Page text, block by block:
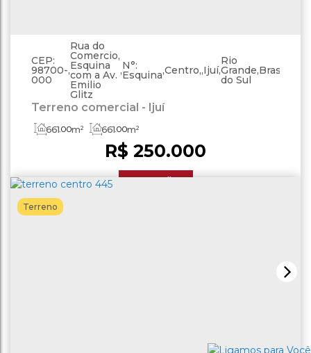
Terreno comercial - Ijuí
R$ 250.000
CEP:
98700-
000
,
Rua do
Comercio,
Esquina
com a Av.
Emilio
Glitz
,N°:
Esquina,Centro ,Ijuí,
Rio
Grande
do Sul
,Brasil
661.00m² 661.00m²
Ver Detalhes
Terreno